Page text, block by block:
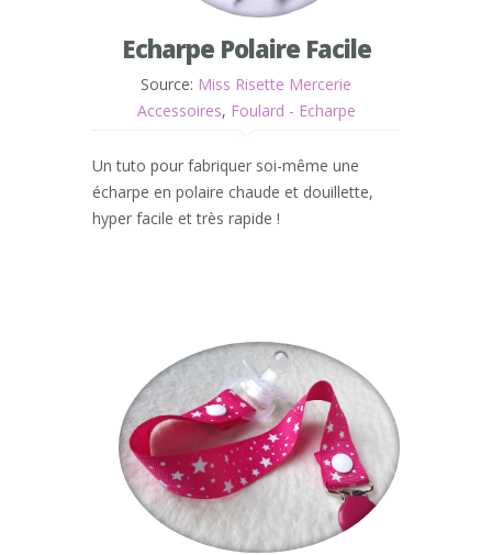
Echarpe Polaire Facile
Source: Miss Risette Mercerie
Accessoires, Foulard - Echarpe
Un tuto pour fabriquer soi-même une
écharpe en polaire chaude et douillette,
hyper facile et très rapide !